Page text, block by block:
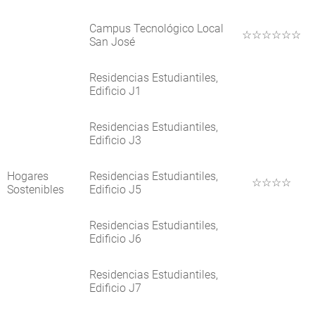
Campus Tecnológico Local
San José
☆☆☆☆☆☆
Hogares
Sostenibles
Residencias Estudiantiles,
Edificio J1
☆☆☆☆
Residencias Estudiantiles,
Edificio J3
Residencias Estudiantiles,
Edificio J5
Residencias Estudiantiles,
Edificio J6
Residencias Estudiantiles,
Edificio J7